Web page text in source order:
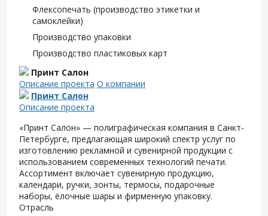
Флексопечать (производство этикетки и
самоклейки)
Производство упаковки
Производство пластиковых карт
Принт Салон
Описание проекта О компании
Принт Салон
Описание проекта
«Принт Салон» — полиграфическая компания в Санкт-
Петербурге, предлагающая широкий спектр услуг по
изготовлению рекламной и сувенирной продукции с
использованием современных технологий печати.
Ассортимент включает сувенирную продукцию,
календари, ручки, зонты, термосы, подарочные
наборы, ёлочные шары и фирменную упаковку.
Отрасль